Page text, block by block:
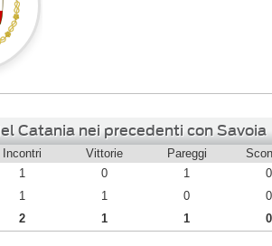
Catania nei precedenti con Savoia
Incontri Vittorie Pareggi
1 0 1
0
1 1 0
0
2 1 1 0